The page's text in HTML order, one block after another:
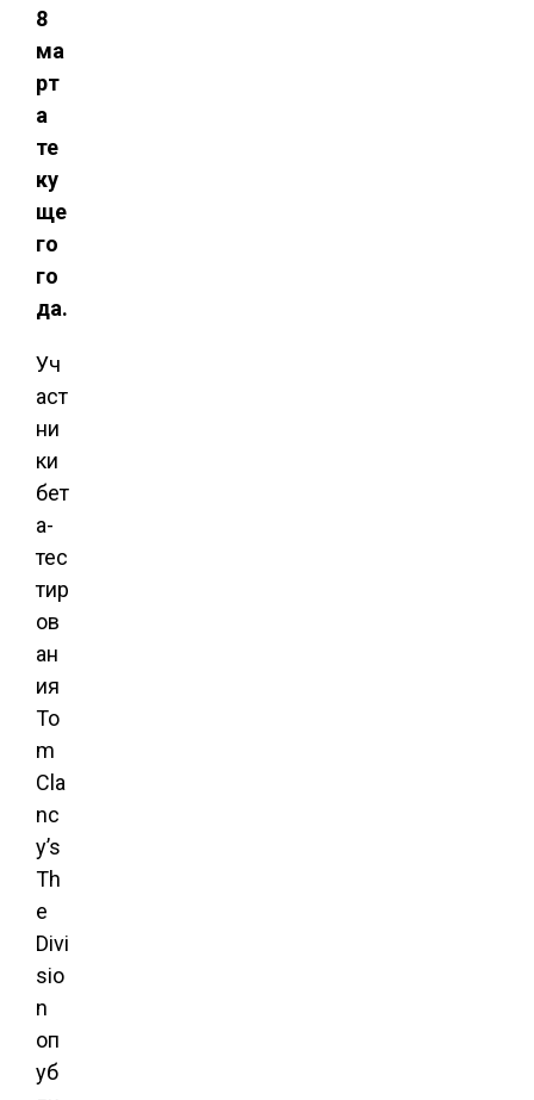
8
ма
рт
а
те
ку
ще
го
го
да.
Уч
аст
ни
ки
бет
а-
тес
тир
ов
ан
ия
To
m
Cla
nc
y’s
Th
e
Divi
sio
n
оп
уб